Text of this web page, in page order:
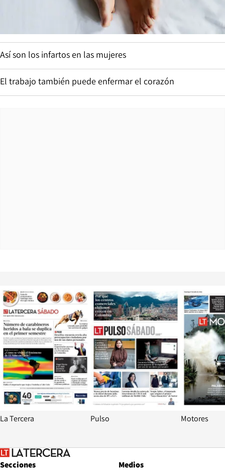
Así son los infartos en las mujeres
El trabajo también puede enfermar el corazón
Opens in new window
La Tercera
Opens in
Pulso Motores
Secciones
Medios